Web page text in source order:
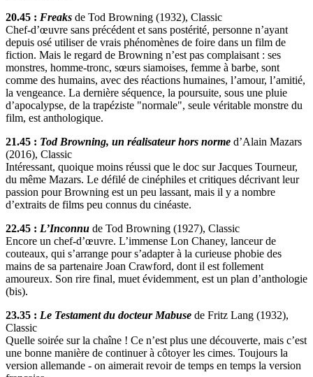
20.45 : Freaks de Tod Browning (1932), Classic
Chef-d’œuvre sans précédent et sans postérité, personne n’ayant
depuis osé utiliser de vrais phénomènes de foire dans un film de
fiction. Mais le regard de Browning n’est pas complaisant : ses
monstres, homme-tronc, sœurs siamoises, femme à barbe, sont
comme des humains, avec des réactions humaines, l’amour, l’amitié,
la vengeance. La dernière séquence, la poursuite, sous une pluie
d’apocalypse, de la trapéziste "normale", seule véritable monstre du
film, est anthologique.
21.45 : Tod Browning, un réalisateur hors norme d’Alain Mazars
(2016), Classic
Intéressant, quoique moins réussi que le doc sur Jacques Tourneur,
du même Mazars. Le défilé de cinéphiles et critiques décrivant leur
passion pour Browning est un peu lassant, mais il y a nombre
d’extraits de films peu connus du cinéaste.
22.45 : L’Inconnu de Tod Browning (1927), Classic
Encore un chef-d’œuvre. L’immense Lon Chaney, lanceur de
couteaux, qui s’arrange pour s’adapter à la curieuse phobie des
mains de sa partenaire Joan Crawford, dont il est follement
amoureux. Son rire final, muet évidemment, est un plan d’anthologie
(bis).
23.35 : Le Testament du docteur Mabuse de Fritz Lang (1932),
Classic
Quelle soirée sur la chaîne ! Ce n’est plus une découverte, mais c’est
une bonne manière de continuer à côtoyer les cimes. Toujours la
version allemande - on aimerait revoir de temps en temps la version